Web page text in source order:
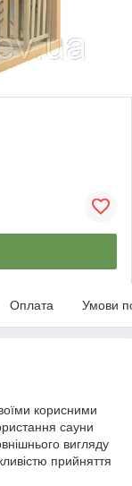
Оплата Умови
корисними
сауни
вигляду
прийняття